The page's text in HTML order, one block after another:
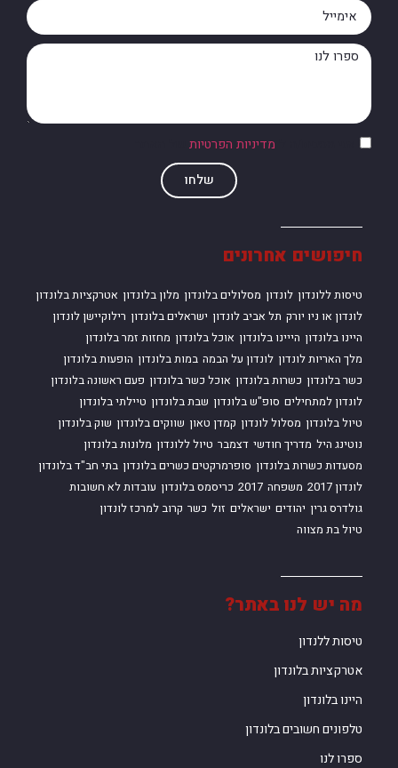
מה יש לנו באתר?
טיסות ללנדון
אטרקציות בלונדון
היינו בלונדון
טלפונים חשובים בלונדון
ספרו לנו
חיפושים אחרונים
טיסות ללונדון לונדון מסלולים בלונדון מלון בלונדון אטרקציות בלונדון
לונדון או ניו יורק תל אביב לונדון ישראלים בלונדון רילוקיישן לונדון
היינו בלונדון הייינו בלונדון אוכל בלונדון מחזות זמר בלונדון
מלך האריות לונדון לונדון על הבמה במות בלונדון הופעות בלונדון
כשר בלונדון כשרות בלונדון אוכל כשר בלונדון פעם ראשונה בלונדון
לונדון למתחילים סופ"ש בלונדון שבת בלונדון טיילתי בלונדון
טיול בלונדון מסלול לונדון קמדן טאון שווקים בלונדון שוק בלונדון
נוטינג היל מדריך חודשי דצמבר טיול ללונדון מלונות בלונדון
מסעדות כשרות בלונדון סופרמרקטים כשרים בלונדון בתי חב"ד בלונדון
לונדון 2017
משפחה 2017 כריסמס בלונדון עובדות לא חשובות
גולדרס גרין יהודים ישראלים זול כשר קרוב למרכז לונדון
טיול בת מצווה
מדיניות הפרטיות
שלחו